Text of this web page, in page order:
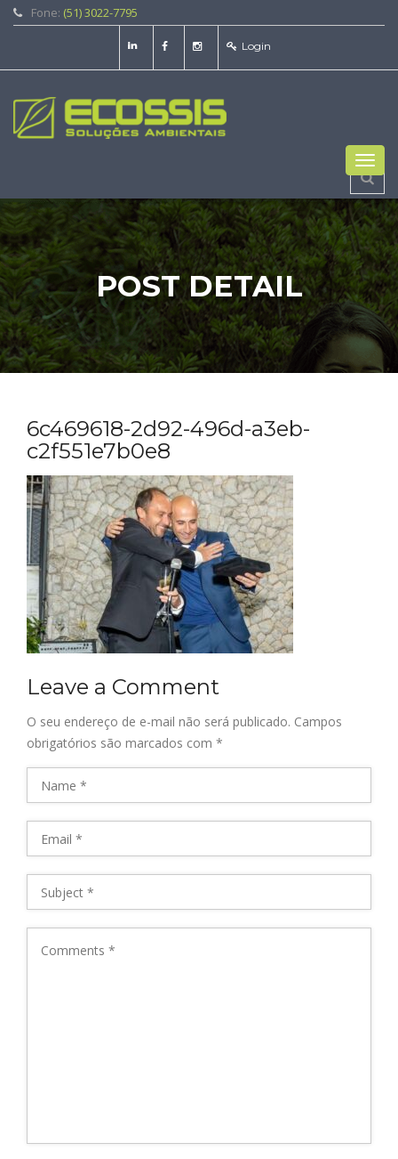
Fone: (51) 3022-7795
Login
POST DETAIL
6c469618-2d92-496d-a3eb-
c2f551e7b0e8
Leave a Comment
O seu endereço de e-mail não será publicado. Campos
obrigatórios são marcados com *